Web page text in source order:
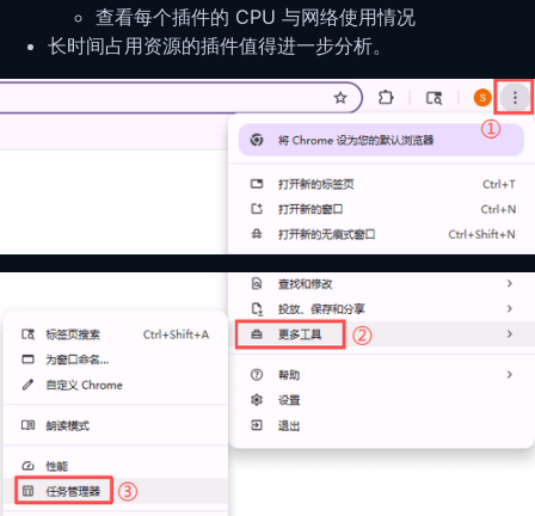
查看每个插件的 CPU 与网络使用情况
长时间占用资源的插件值得进一步分析。